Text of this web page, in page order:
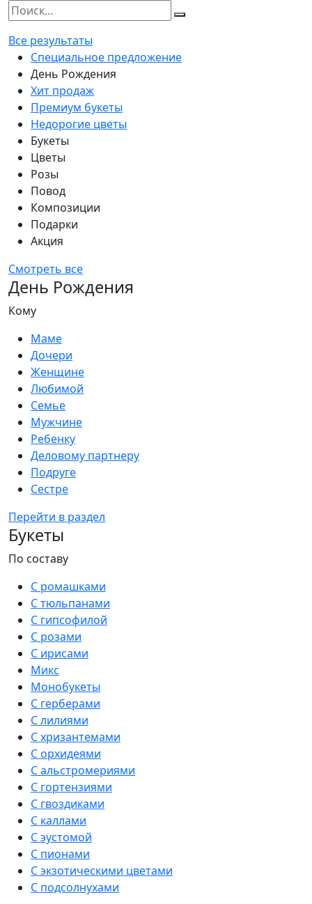
Все результаты
Специальное предложение
День Рождения
Хит продаж
Премиум букеты
Недорогие цветы
Букеты
Цветы
Розы
Повод
Композиции
Подарки
Акция
Смотреть все
День Рождения
Кому
Маме
Дочери
Женщине
Любимой
Семье
Мужчине
Ребенку
Деловому партнеру
Подруге
Сестре
Перейти в раздел
Букеты
По составу
С ромашками
С тюльпанами
С гипсофилой
С розами
С ирисами
Микс
Монобукеты
С герберами
С лилиями
С хризантемами
С орхидеями
С альстромериями
С гортензиями
С гвоздиками
С каллами
С эустомой
С пионами
С экзотическими цветами
С подсолнухами